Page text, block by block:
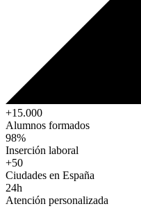
+15.000
Alumnos formados
98%
Inserción laboral
+50
Ciudades en España
24h
Atención personalizada